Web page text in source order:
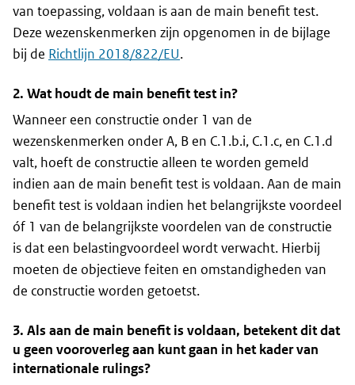
van toepassing, voldaan is aan de main benefit test.
Deze wezenskenmerken zijn opgenomen in de bijlage
bij de Richtlijn 2018/822/EU.
2. Wat houdt de main benefit testin?
Wanneer een constructie onder 1 van de
wezenskenmerken onder A, B en C.1.b.i, C.1.c, en C.1.d
valt, hoeft de constructie alleen te worden gemeld
indien aan de main benefit test is voldaan. Aan de main
benefit test is voldaan indien het belangrijkste voordeel
óf 1 van de belangrijkste voordelen van de constructie
is dat een belastingvoordeel wordt verwacht. Hierbij
moeten de objectieve feiten en omstandigheden van
de constructie worden getoetst.
3. Als aan de main benefitis voldaan, betekent dit dat
u geen vooroverleg aan kunt gaan in het kader van
internationale rulings?